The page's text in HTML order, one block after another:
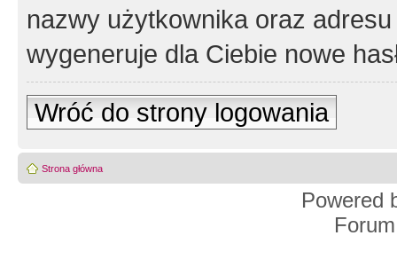
nazwy użytkownika oraz
wygeneruje dla Ciebie nowe
Wróć do strony logowania
Strona główna
Powered